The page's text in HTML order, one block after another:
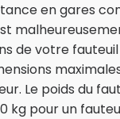
en gares
de votre
Le poids du
kg pour un